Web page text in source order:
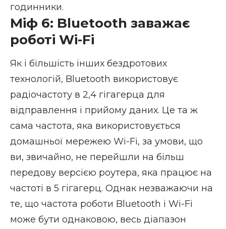
годинники.
Міф 6: Bluetooth заважає
роботі Wi-Fi
Як і більшість інших бездротових
технологій, Bluetooth використовує
радіочастоту в 2,4 гігагерца для
відправлення і прийому даних. Це та ж
сама частота, яка використовується
домашньої мережею Wi-Fi, за умови, що
ви, звичайно, не перейшли на більш
передову версією роутера, яка працює на
частоті в 5 гігагерц. Однак незважаючи на
те, що частота роботи Bluetooth і Wi-Fi
може бути однаковою, весь діапазон